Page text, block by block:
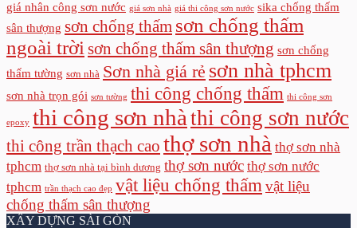
giá nhân công sơn nước giá sơn nhà giá thi công sơn nước sika chống thấm
sân thượng sơn chống thấm sơn chống thấm
ngoài trời sơn chống thấm sân thượng sơn chống
thấm tường sơn nhà Sơn nhà giá rẻ sơn nhà tphcm
sơn nhà trọn gói sơn tường thi công chống thấm thi công sơn
epoxy thi công sơn nhà thi công sơn nước
thi công trần thạch cao thợ sơn nhà thợ sơn nhà
tphcm thợ sơn nhà tại bình dương thợ sơn nước thợ sơn nước
tphcm trần thạch cao đẹp vật liệu chống thấm vật liệu
chống thấm sân thượng
XÂY DỰNG SÀI GÒN